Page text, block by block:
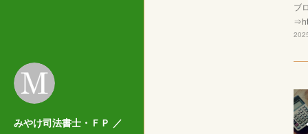
みやけ司法書士・ＦＰ ／
ブ